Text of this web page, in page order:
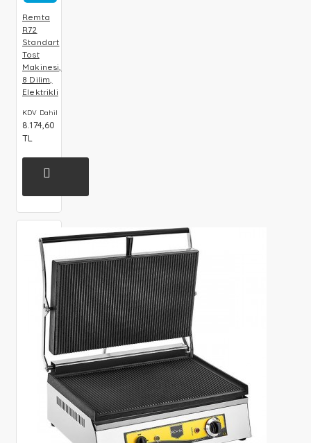
Remta
R72
Standart
Tost
Makinesi,
8 Dilim,
Elektrikli
KDV Dahil
8.174,60
TL